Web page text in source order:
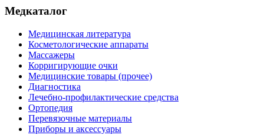
Медкаталог
Медицинская литература
Косметологические аппараты
Массажеры
Корригирующие очки
Медицинские товары (прочее)
Диагностика
Лечебно-профилактические средства
Ортопедия
Перевязочные материалы
Приборы и аксессуары